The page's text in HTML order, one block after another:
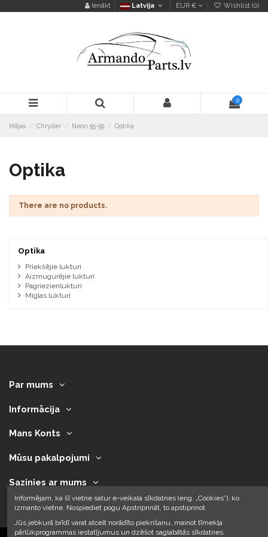
Ienākt Latvija EUR € Wishlist (0)
0
Mājas Chrysler Neon 95-99 Optika
Optika
There are no products.
Optika
Priekšējie lukturi
Aizmugurējie lukturi
Pagriezienlukturi
Miglas lukturi
Par mums
Informācija
Mans Konts
Mūsu pakalpojumi
Sazinies ar mums
Informējam, ka šī vietne satur e-veikala sīkdatnes (eng. „Cookies”), ko
izmanto vietne. Nospiediet pogu Apstriprināt, to apstiprinot.
Jūs jebkurā brīdī varat atcelt norādīto piekrišanu, mainot tīmekļa
pārlūkprogrammas iestatījumus un dzēšot saglabātās sīkdatnes.